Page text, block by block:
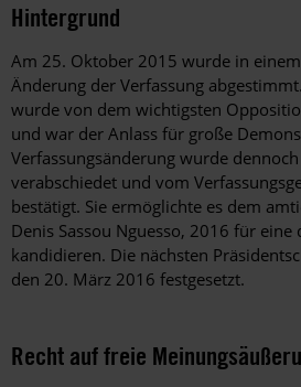
Hintergrund
Am 25. Oktober 2015 wurde in
Änderung der Verfassung
wurde von dem wichtigsten
und war der Anlass für große
Verfassungsänderung wurde
verabschiedet und vom
bestätigt. Sie ermöglichte es dem
Denis Sassou Nguesso, 2016 für
kandidieren. Die nächsten
den 20. März 2016 festgesetzt.
Recht auf freie